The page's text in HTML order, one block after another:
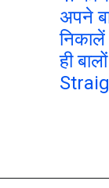
अपने
ही